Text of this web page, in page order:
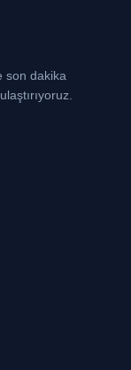
son dakika